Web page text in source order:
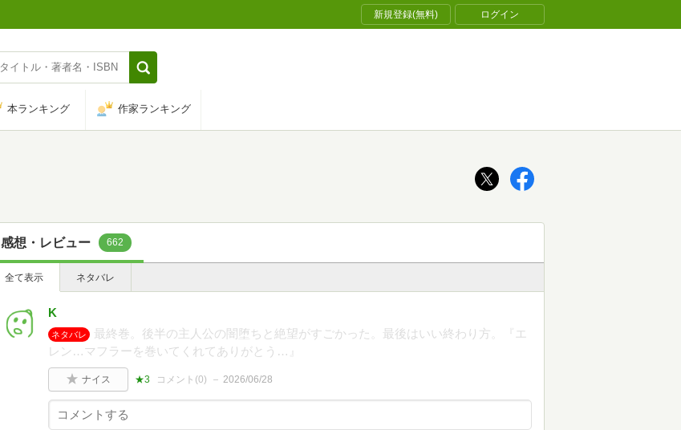
新規登録(無料) ログイン
本ランキング 作家ランキング
感想・レビュー 662
全て表示 ネタバレ
K
ネタバレ
最終巻。後半の主人公の闇堕ちと絶望がすごかった。最後はいい終わり方。『エ
レン…マフラーを巻いてくれてありがとう…』
ナイス ★3 コメント(0) 2026/06/28